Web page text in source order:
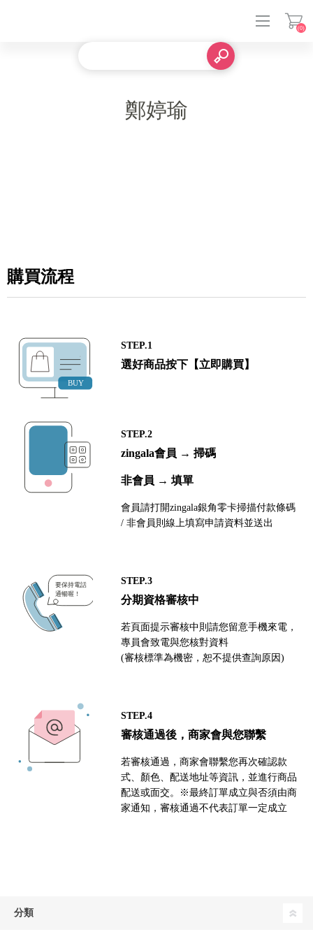
(0)
鄭婷瑜
購買流程
STEP.1
選好商品按下【立即購買】
STEP.2
zingala會員 → 掃碼
非會員 → 填單
會員請打開zingala銀角零卡掃描付款條碼
/ 非會員則線上填寫申請資料並送出
STEP.3
分期資格審核中
若頁面提示審核中則請您留意手機來電，
專員會致電與您核對資料
(審核標準為機密，恕不提供查詢原因)
STEP.4
審核通過後，商家會與您聯繫
若審核通過，商家會聯繫您再次確認款
式、顏色、配送地址等資訊，並進行商品
配送或面交。※最終訂單成立與否須由商
家通知，審核通過不代表訂單一定成立
分類